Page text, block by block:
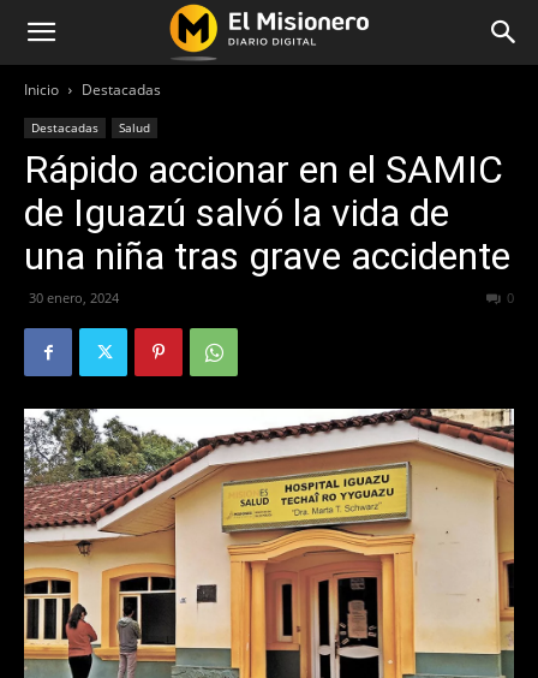
Inicio Destacadas
Destacadas Salud
Rápido accionar en el SAMIC
de Iguazú salvó la vida de
una niña tras grave accidente
30 enero, 2024 0